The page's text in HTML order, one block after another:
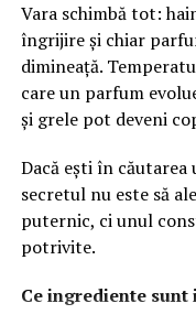
Conținutul are un rol
convingere a
de caz și paginile
demonstrează
contribuie la
Pe lângă experiența
un factor decisiv.
avea rezultate
potrivit. De aceea,
facă parte din aceeași
Vara schimbă tot:
îngrijire și chiar
dimineață.
care un parfum
și grele pot deveni
Dacă ești în
secretul nu este să
puternic, ci unul
potrivite.
Ce ingrediente